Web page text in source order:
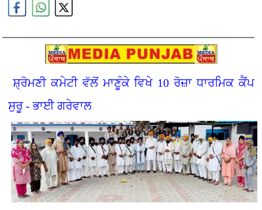
ਸ਼੍ਰੋਮਣੀ ਕਮੇਟੀ ਵੱਲੋਂ ਮਾਣੂੰਕੇ ਵਿਖੇ 10 ਰੋਜ਼ਾ ਧਾਰਮਿਕ ਕੈਂਪ
ਸੁਰੂ - ਭਾਈ ਗਰੇਵਾਲ